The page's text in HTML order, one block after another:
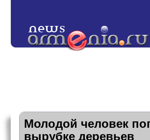
Молодой человек
вырубке деревьев